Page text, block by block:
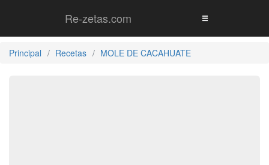
Re-zetas.com
Principal Recetas MOLE DE CACAHUATE